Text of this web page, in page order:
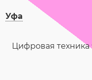
Уфа
Цифровая техника